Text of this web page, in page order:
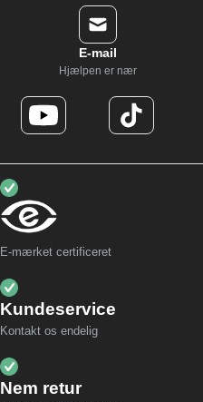
E-mail
Hjælpen er nær
E-mærket certificeret
Kundeservice
Kontakt os endelig
Nem retur